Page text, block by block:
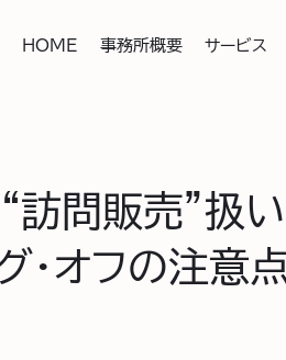
HOME 事務所概要 サービス
訪問販売”扱
・オフの注意